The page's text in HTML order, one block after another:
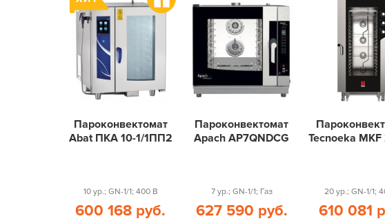
Пароконвектомат
Abat ПКА 10-1/1ПП2
10 ур.; GN-1/1; 400 В
600 168 руб.
Пароконвектомат
Apach AP7QNDCG
7 ур.; GN-1/1; Газ
627 590 руб.
Tecnoeka MKF
20 ур.; GN-1/1;
610 081